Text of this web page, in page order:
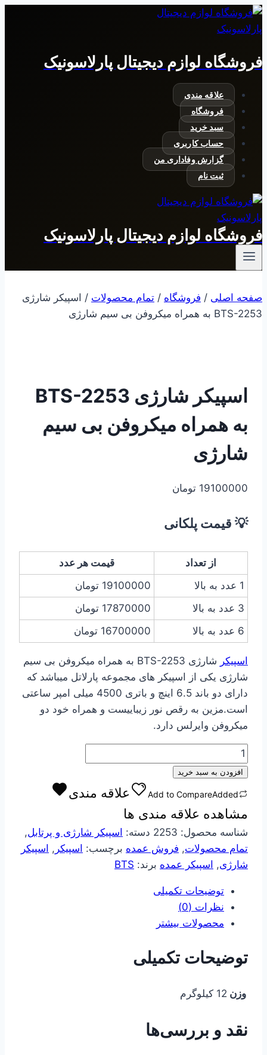
بازگشت
به
فروشگاه لوازم دیجیتال پارلاسونیک
علاقه مندی
فروشگاه
سبد خرید
حساب کاربری
گزارش وفاداری من
ثبت نام
فروشگاه لوازم دیجیتال پارلاسونیک
صفحه اصلی / فروشگاه / تمام محصولات / اسپیکر شارژی
BTS-2253 به همراه میکروفن بی سیم شارژی
اسپیکر شارژی BTS-2253
به همراه میکروفن بی سیم
شارژی
19100000 تومان
💡 قیمت پلکانی
از تعداد
قیمت هر عدد
1 عدد به بالا
19100000 تومان
3 عدد به بالا
17870000 تومان
6 عدد به بالا
16700000 تومان
اسپیکر
شارژی BTS-2253 به همراه میکروفن بی سیم
شارژی یکی از اسپیکر های مجموعه پارلاتل میباشد که
دارای دو باند 6.5 اینچ و باتری 4500 میلی امپر ساعتی
است.مزین به رقص نور زیباییست و همراه خود دو
میکروفن وایرلس دارد.
اسپیکر
شارژی
2253
به
همراه
میکروفن
بی
شارژی
عدد
افزودن به سبد خرید
Add to CompareAdded
علاقه مندی
مشاهده علاقه مندی ها
شناسه محصول: 2253 دسته: اسپیکر شارژی و پرتابل,
تمام محصولات, فروش عمده برچسب: اسپیکر , اسپیکر
شارژی, اسپیکر عمده برند: BTS
توضیحات تکمیلی
نظرات (0)
محصولات بیشتر
توضیحات تکمیلی
وزن 12 کیلوگرم
نقد و بررسی‌ها